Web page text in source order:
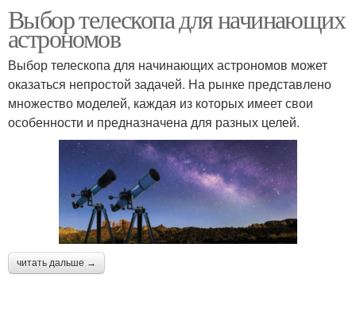
Выбор телескопа для начинающих
астрономов
Выбор телескопа для начинающих астрономов может
оказаться непростой задачей. На рынке представлено
множество моделей, каждая из которых имеет свои
особенности и предназначена для разных целей.
читать дальше →